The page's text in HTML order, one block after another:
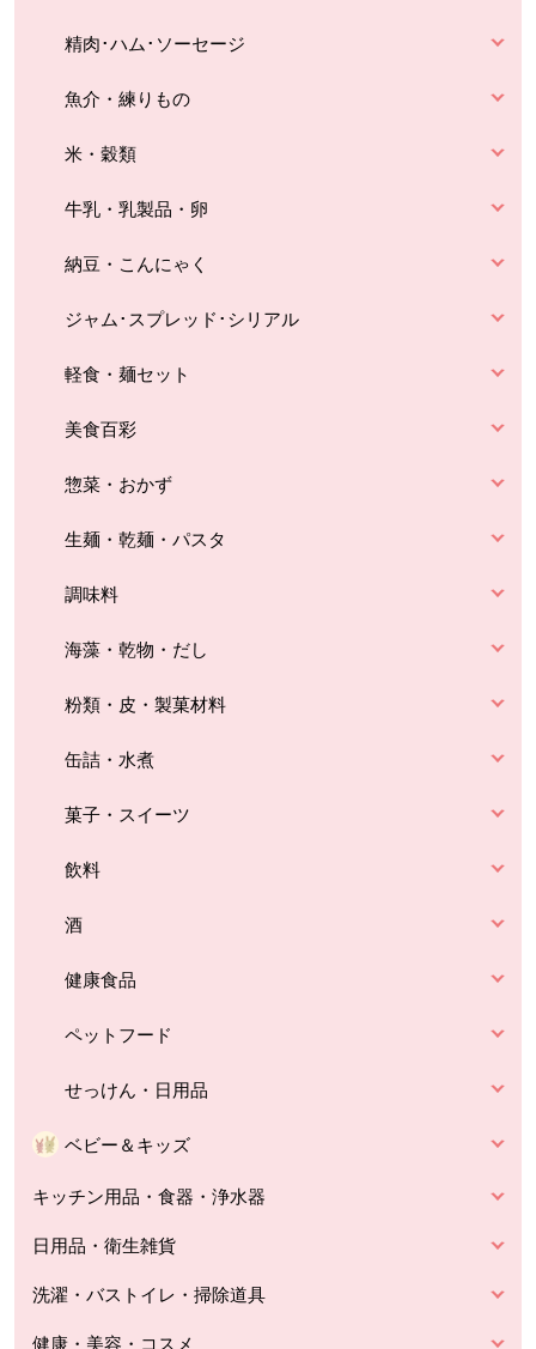
精肉･ハム･ソーセージ
魚介・練りもの
米・穀類
牛乳・乳製品・卵
納豆・こんにゃく
ジャム･スプレッド･シリアル
軽食・麺セット
美食百彩
惣菜・おかず
生麺・乾麺・パスタ
調味料
海藻・乾物・だし
粉類・皮・製菓材料
缶詰・水煮
菓子・スイーツ
飲料
酒
健康食品
ペットフード
せっけん・日用品
ベビー＆キッズ
キッチン用品・食器・浄水器
日用品・衛生雑貨
洗濯・バストイレ・掃除道具
健康・美容・コスメ